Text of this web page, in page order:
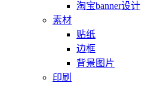
淘宝banner设计
素材
贴纸
边框
背景图片
印刷